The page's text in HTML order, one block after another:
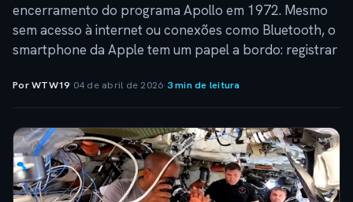
encerramento do programa Apollo em 1972. Mesmo
sem acesso à internet ou conexões como Bluetooth, o
smartphone da Apple tem um papel a bordo: registrar
Por WTW19· 04 de abril de 2026·3 min de leitura